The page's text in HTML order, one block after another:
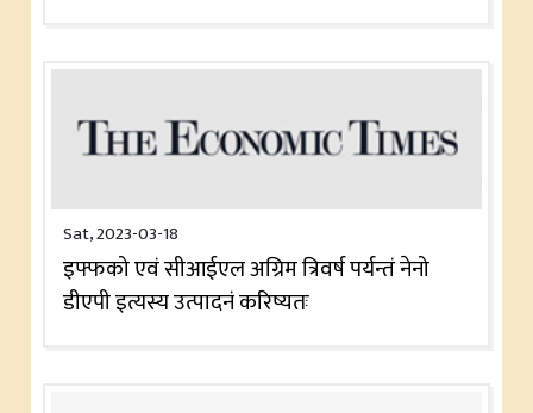
Sat, 2023-03-18
इफ्फको एवं सीआईएल अग्रिम त्रिवर्ष पर्यन्तं नेनो
डीएपी इत्यस्य उत्पादनं करिष्यतः